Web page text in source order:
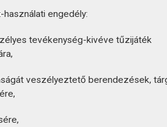
engedély:
tevékenység-kivéve tűzijáték
veszélyeztető berendezések,